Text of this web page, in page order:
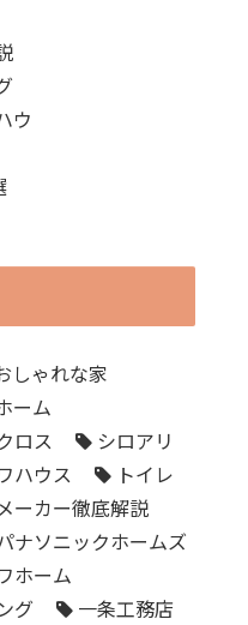
ウ
しゃれな家
ーム
ロス
シロアリ
ハウス
トイレ
ーカー徹底解説
ナソニックホームズ
ホーム
グ
一条工務店